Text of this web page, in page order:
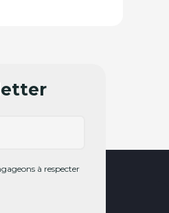
à respecter